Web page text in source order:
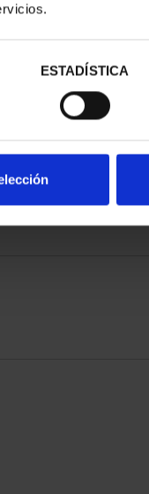
ESTADÍSTICA
CIUDADES
DE LA HU...
€
registrados